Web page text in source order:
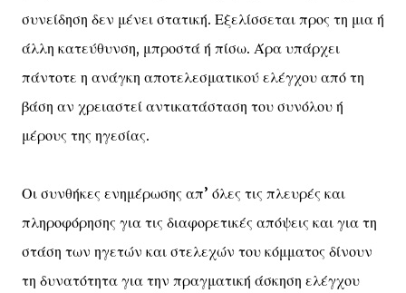
συνείδηση δεν μένει στατική. Εξελίσσεται προς τη μια ή
άλλη κατεύθυνση, μπροστά ή πίσω. Άρα υπάρχει
πάντοτε η ανάγκη αποτελεσματικού ελέγχου από τη
βάση αν χρειαστεί αντικατάσταση του συνόλου ή
μέρους της ηγεσίας.
Οι συνθήκες ενημέρωσης απ’ όλες τις πλευρές και
πληροφόρησης για τις διαφορετικές απόψεις και για τη
στάση των ηγετών και στελεχών του κόμματος δίνουν
τη δυνατότητα για την πραγματική άσκηση ελέγχου